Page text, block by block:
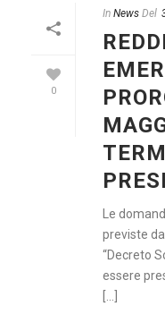
0
In News Del
Le
previste
“Decreto
essere